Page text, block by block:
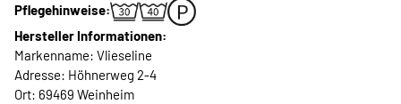
Pflegehinweise:
Hersteller Informationen:
Markenname: Vlieseline
Adresse: Höhnerweg 2-4
Ort: 69469 Weinheim